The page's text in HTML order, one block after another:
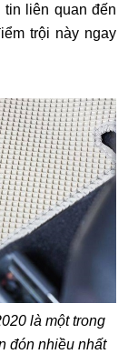
liên quan đến
trội này ngay
là một trong
đón nhiều nhất